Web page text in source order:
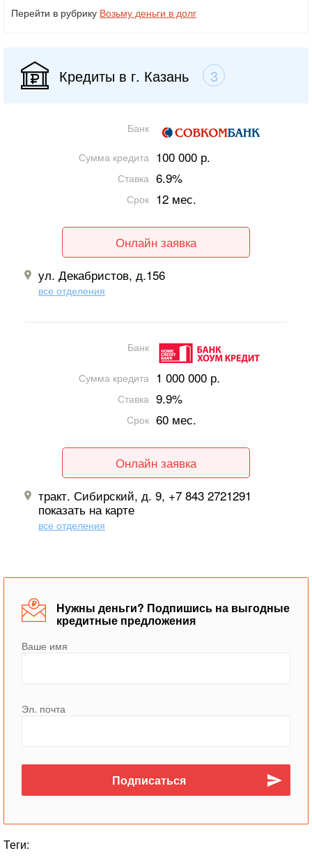
Перейти в рубрику Возьму деньги в долг
Кредиты в г. Казань 3
Банк
Сумма кредита 100 000 р.
Ставка 6.9%
Срок 12 мес.
Онлайн заявка
ул. Декабристов, д.156
все отделения
Банк
Сумма кредита 1 000 000 р.
Ставка 9.9%
Срок 60 мес.
Онлайн заявка
тракт. Сибирский, д. 9, +7 843 2721291
показать на карте
все отделения
Нужны деньги? Подпишись на выгодные
кредитные предложения
Ваше имя
Эл. почта
Теги: